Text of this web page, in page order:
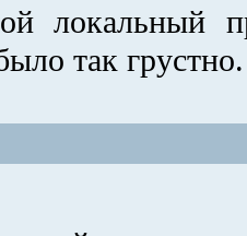
локальный
так